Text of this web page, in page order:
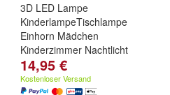
3D LED Lampe
KinderlampeTischlampe
Einhorn Mädchen
Kinderzimmer Nachtlicht
14,95 €
Kostenloser Versand